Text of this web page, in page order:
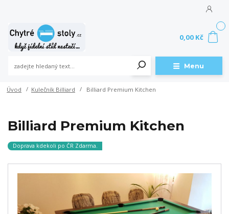
Menu
0,00 Kč
Úvod Kulečník Billiard Billiard Premium Kitchen
Billiard Premium Kitchen
Doprava kdekoli po ČR Zdarma.